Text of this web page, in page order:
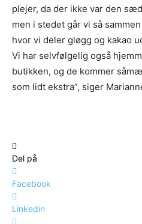
plejer, da der ikke var den
men i stedet går vi så
hvor vi deler gløgg og kakao
Vi har selvfølgelig også
butikken, og de kommer
som lidt ekstra”, siger
Del på
Facebook
Linkedin